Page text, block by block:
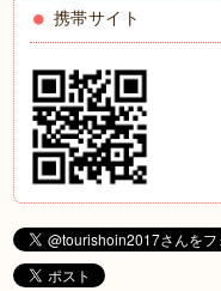
携帯サイト